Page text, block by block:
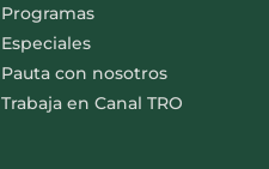
Programas
Especiales
Pauta con nosotros
Trabaja en Canal TRO